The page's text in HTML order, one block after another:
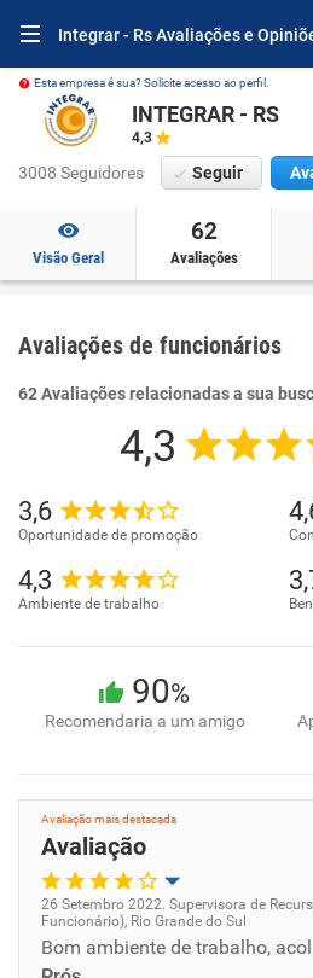
Integrar - Rs Avaliações e
Esta empresa é sua? Solicite acesso ao perfil.
INTEGRAR - RS
4,3
3008 Seguidores Seguir
Visão Geral
62
Avaliações
Avaliações de funcionários
62 Avaliações relacionadas a sua
4,3
3,6
Oportunidade de promoção
4,3
Ambiente de trabalho
90%
Recomendaria a um amigo
Avaliação mais destacada
Avaliação
Oportunidade de promoção
26 Setembro 2022. Supervisora de
Funcionário), Rio Grande do Sul
Bom ambiente de trabalho,